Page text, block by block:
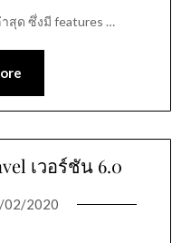
สุด ซึ่งมี features …
เวอร์ชัน 6.0
02/2020